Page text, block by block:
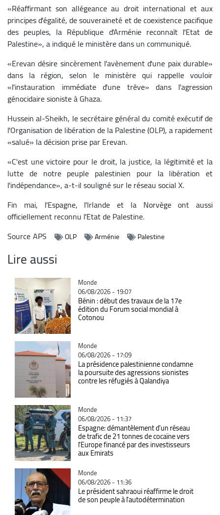
«Réaffirmant son allégeance au droit international et aux
principes d'égalité, de souveraineté et de coexistence pacifique
des peuples, la République d'Arménie reconnaît l'Etat de
Palestine», a indiqué le ministère dans un communiqué.
«Erevan désire sincèrement l'avènement d'une paix durable»
dans la région, selon le ministère qui rappelle vouloir
«l'instauration immédiate d'une trêve» dans l'agression
génocidaire sioniste à Ghaza.
Hussein al-Sheikh, le secrétaire général du comité exécutif de
l'Organisation de libération de la Palestine (OLP), a rapidement
«salué» la décision prise par Erevan.
«C'est une victoire pour le droit, la justice, la légitimité et la
lutte de notre peuple palestinien pour la libération et
l'indépendance», a-t-il souligné sur le réseau social X.
Fin mai, l'Espagne, l'Irlande et la Norvège ont aussi
officiellement reconnu l'Etat de Palestine.
SourceAPS OLP Arménie Palestine
Lire aussi
Catégorie
Monde
06/08/2026 - 19:07
Bénin : début des travaux de la 17e
édition du Forum social mondial à
Cotonou
Catégorie
Monde
06/08/2026 - 17:09
La présidence palestinienne condamne
la poursuite des agressions sionistes
contre les réfugiés à Qalandiya
Catégorie
Monde
06/08/2026 - 11:37
Espagne: démantèlement d’un réseau
de trafic de 21 tonnes de cocaïne vers
l’Europe financé par des investisseurs
aux Emirats
Catégorie
Monde
06/08/2026 - 11:36
Le président sahraoui réaffirme le droit
de son peuple à l'autodétermination